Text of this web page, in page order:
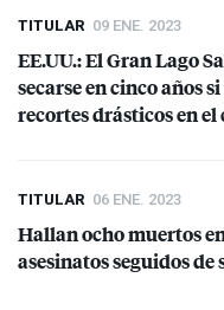
TITULAR 09 ENE. 2023
EE.UU.: El Gran Lago
secarse en cinco años
recortes drásticos en
TITULAR 06 ENE. 2023
Hallan ocho muertos
asesinatos seguidos